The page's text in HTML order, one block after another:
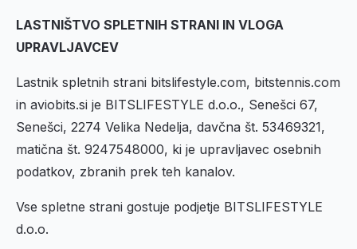
LASTNIŠTVO SPLETNIH STRANI IN VLOGA
UPRAVLJAVCEV
Lastnik spletnih strani bitslifestyle.com, bitstennis.com
in aviobits.si je BITSLIFESTYLE d.o.o., Senešci 67,
Senešci, 2274 Velika Nedelja, davčna št. 53469321,
matična št. 9247548000, ki je upravljavec osebnih
podatkov, zbranih prek teh kanalov.
Vse spletne strani gostuje podjetje BITSLIFESTYLE
d.o.o.